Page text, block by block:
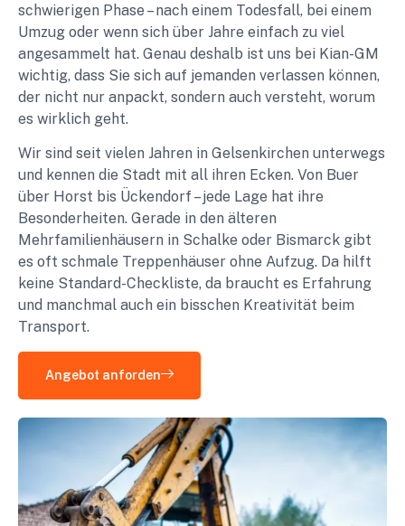
schwierigen Phase – nach einem Todesfall, bei einem
Umzug oder wenn sich über Jahre einfach zu viel
angesammelt hat. Genau deshalb ist uns bei Kian-GM
wichtig, dass Sie sich auf jemanden verlassen können,
der nicht nur anpackt, sondern auch versteht, worum
es wirklich geht.
Wir sind seit vielen Jahren in Gelsenkirchen unterwegs
und kennen die Stadt mit all ihren Ecken. Von Buer
über Horst bis Ückendorf – jede Lage hat ihre
Besonderheiten. Gerade in den älteren
Mehrfamilienhäusern in Schalke oder Bismarck gibt
es oft schmale Treppenhäuser ohne Aufzug. Da hilft
keine Standard-Checkliste, da braucht es Erfahrung
und manchmal auch ein bisschen Kreativität beim
Transport.
Angebot anforden